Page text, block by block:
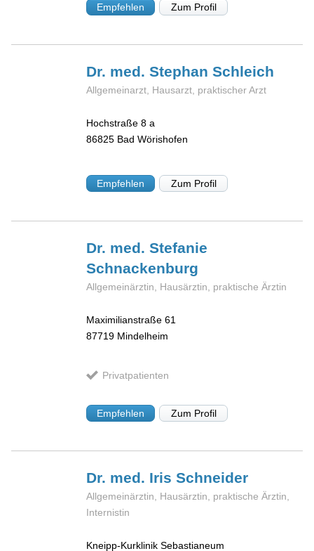
Empfehlen Zum Profil
Dr. med. StephanSchleich
Allgemeinarzt, Hausarzt, praktischer Arzt
Hochstraße 8 a
86825 Bad Wörishofen
Empfehlen Zum Profil
Dr. med. Stefanie
Schnackenburg
Allgemeinärztin, Hausärztin, praktische Ärztin
Maximilianstraße 61
87719 Mindelheim
Privatpatienten
Empfehlen Zum Profil
Dr. med. IrisSchneider
Allgemeinärztin, Hausärztin, praktische Ärztin,
Internistin
Kneipp-Kurklinik Sebastianeum